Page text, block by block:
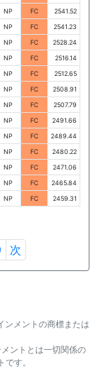
NP FC
2541.52
NP FC
2541.23
NP FC
2528.24
NP FC
2516.14
NP FC
2512.65
NP FC
2508.91
NP FC
2507.79
NP FC
2491.66
NP FC
2489.44
NP FC
2480.22
NP FC
2471.06
NP FC
2465.84
NP FC 2459.31
次
ンメントの商標または
ントとは一切関係の
す。